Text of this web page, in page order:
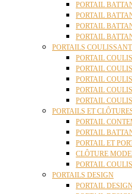
PORTAIL
PORTAIL
PORTAIL
PORTAIL
PORTAILS
PORTAIL
PORTAIL
PORTAIL
PORTAIL
PORTAIL
PORTAILS ET
PORTAIL
PORTAIL
PORTAIL ET
CLÔTURE
PORTAIL
PORTAILS DESIGN
PORTAIL